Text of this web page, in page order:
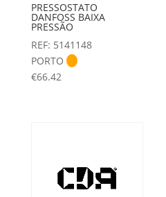
PRESSOSTATO
DANFOSS BAIXA
PRESSÃO
REF: 5141148
PORTO
€66.42